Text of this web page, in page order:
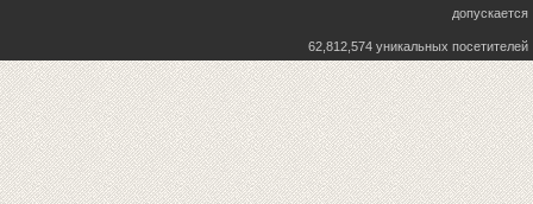
допускается
62,812,574 уникальных посетителей